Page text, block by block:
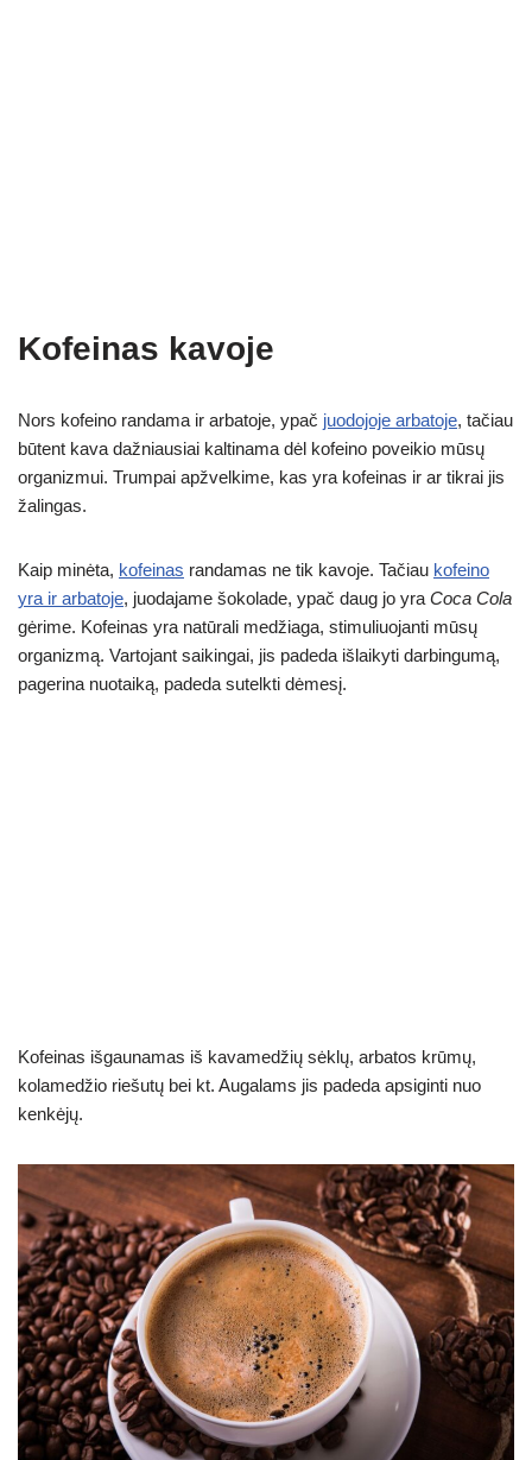
Kofeinas kavoje
Nors kofeino randama ir arbatoje, ypač juodojoje arbatoje, tačiau
būtent kava dažniausiai kaltinama dėl kofeino poveikio mūsų
organizmui. Trumpai apžvelkime, kas yra kofeinas ir ar tikrai jis
žalingas.
Kaip minėta, kofeinas randamas ne tik kavoje. Tačiau kofeino
yra ir arbatoje, juodajame šokolade, ypač daug jo yra Coca Cola
gėrime. Kofeinas yra natūrali medžiaga, stimuliuojanti mūsų
organizmą. Vartojant saikingai, jis padeda išlaikyti darbingumą,
pagerina nuotaiką, padeda sutelkti dėmesį.
Kofeinas išgaunamas iš kavamedžių sėklų, arbatos krūmų,
kolamedžio riešutų bei kt. Augalams jis padeda apsiginti nuo
kenkėjų.